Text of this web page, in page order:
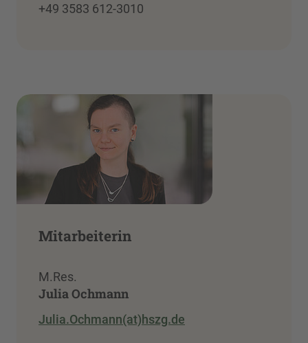
+49 3583 612-3010
Mitarbeiterin
M.Res.
Julia Ochmann
Julia.Ochmann(at)hszg.de